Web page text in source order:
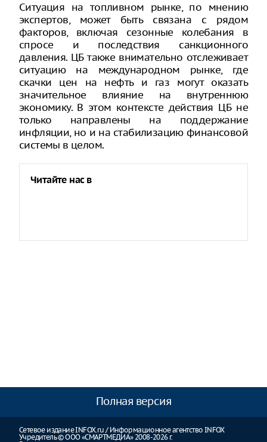
Ситуация на топливном рынке, по мнению
экспертов, может быть связана с рядом
факторов, включая сезонные колебания в
спросе и последствия санкционного
давления. ЦБ также внимательно отслеживает
ситуацию на международном рынке, где
скачки цен на нефть и газ могут оказать
значительное влияние на внутреннюю
экономику. В этом контексте действия ЦБ не
только направлены на поддержание
инфляции, но и на стабилизацию финансовой
системы в целом.
Читайте нас в
Полная версия
Сетевое издание INFOX.ru / Информационное агентство INFOX
Учредитель © ООО «СМАРТМЕДИА» 2008-2026 г.